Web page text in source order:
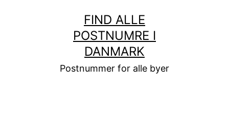
FIND ALLE
POSTNUMRE I
DANMARK
Postnummer for alle byer